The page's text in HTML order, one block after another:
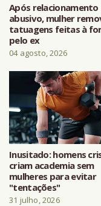
Após relacionamento
abusivo, mulher
tatuagens feitas à
pelo ex
04 agosto, 2026
Inusitado: homens
criam academia sem
mulheres para evitar
"tentações"
31 julho, 2026